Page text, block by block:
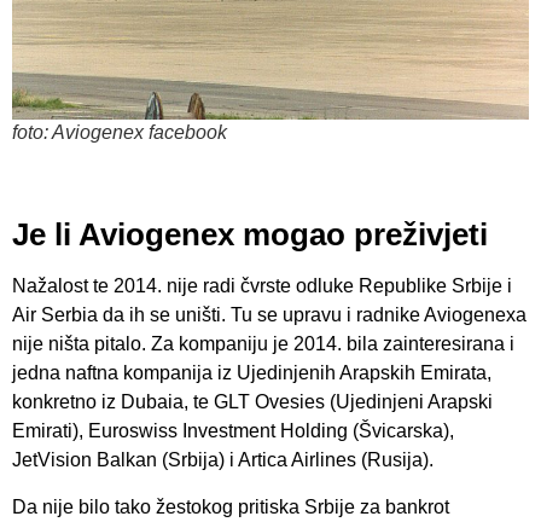
foto: Aviogenex facebook
Je li Aviogenex mogao preživjeti
Nažalost te 2014. nije radi čvrste odluke Republike Srbije i
Air Serbia da ih se uništi. Tu se upravu i radnike Aviogenexa
nije ništa pitalo. Za kompaniju je 2014. bila zainteresirana i
jedna naftna kompanija iz Ujedinjenih Arapskih Emirata,
konkretno iz Dubaia, te GLT Ovesies (Ujedinjeni Arapski
Emirati), Euroswiss Investment Holding (Švicarska),
JetVision Balkan (Srbija) i Artica Airlines (Rusija).
Da nije bilo tako žestokog pritiska Srbije za bankrot